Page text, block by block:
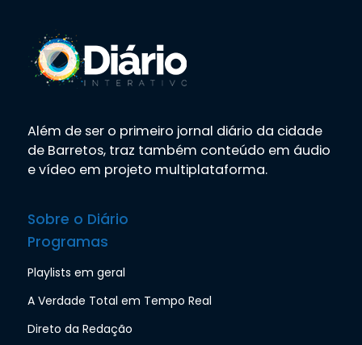
Além de ser o primeiro jornal diário da cidade
de Barretos, traz também conteúdo em áudio
e vídeo em projeto multiplataforma.
Sobre o Diário
Programas
Playlists em geral
A Verdade Total em Tempo Real
Direto da Redação